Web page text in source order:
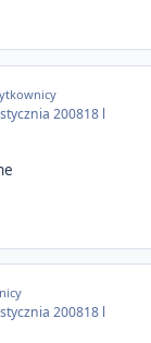
200818 l
200818 l